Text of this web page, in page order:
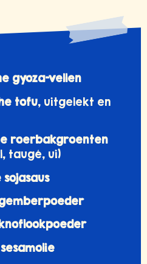
gyoza-vellen
tofu, uitgelekt en
roerbakgroenten
taugé, ui)